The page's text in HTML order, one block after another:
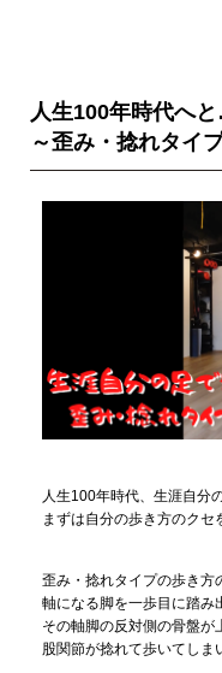
人生100年時代へ
～歪み・捻れタイ
人生100年時代、生涯自分
まずは自分の歩き方のクセ
歪み・捻れタイプの歩き方
軸になる脚を一歩目に踏み
その軸脚の反対側の骨盤が
股関節が捻れて歩いてしま